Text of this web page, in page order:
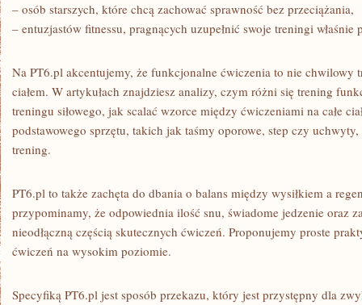
– osób starszych, które chcą zachować sprawność bez przeciążania,
– entuzjastów fitnessu, pragnących uzupełnić swoje treningi
Na PT6.pl akcentujemy, że funkcjonalne ćwiczenia to nie chwilowy
ciałem. W artykułach znajdziesz analizy, czym różni się trening
treningu siłowego, jak scalać wzorce między ćwiczeniami na całe
podstawowego sprzętu, takich jak taśmy oporowe, step czy
trening.
PT6.pl to także zachęta do dbania o balans między wysiłkiem a
przypominamy, że odpowiednia ilość snu, świadome jedzenie oraz
nieodłączną częścią skutecznych ćwiczeń. Proponujemy proste
ćwiczeń na wysokim poziomie.
Specyfiką PT6.pl jest sposób przekazu, który jest przystępny dla